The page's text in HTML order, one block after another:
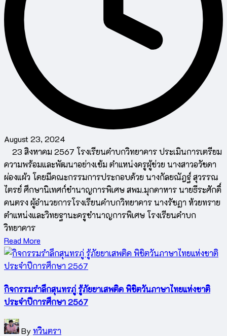
August 23, 2024
23 สิงหาคม 2567 โรงเรียนคำบกวิทยาคาร ประเมินการเตรียม
ความพร้อมและพัฒนาอย่างเข้ม ตำแหน่งครูผู้ช่วย นางสาวอวัชดา
ผ่องแผ้ว โดยมีคณะกรรมการประกอบด้วย นางกัลยณัฎฐ์ สุวรรณ
ไตรย์ ศึกษานิเทศก์ชำนาญการพิเศษ สพม.มุกดาหาร นายธีระศักดิ์
คนตรง ผู้อำนวยการโรงเรียนคำบกวิทยาคาร นางรัชฏา ห้วยทราย
ตำแหน่งและวิทยฐานะครูชำนาญการพิเศษ โรงเรียนคำบก
วิทยาคาร
Read More
กิจกรรมรําลึกสุนทรภู่ รู้ภัยยาเสพติด พิชิตวันภาษาไทยแห่งชาติ
ประจำปีการศึกษา 2567
Posted
Byทวินตรา